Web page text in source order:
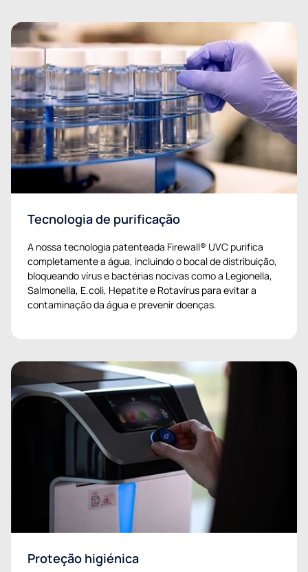
Tecnologia de purificação
A nossa tecnologia patenteada Firewall® UVC purifica
completamente a água, incluindo o bocal de distribuição,
bloqueando vírus e bactérias nocivas como a Legionella,
Salmonella, E.coli, Hepatite e Rotavírus para evitar a
contaminação da água e prevenir doenças.
Proteção higiénica